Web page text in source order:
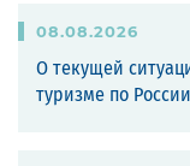
08.08.2026
О текущей
туризме по России